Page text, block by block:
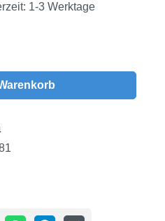
1-3 Werktage
den gewünschten